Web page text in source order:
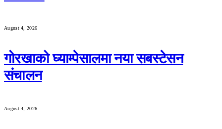
August 4, 2026
गोरखाको घ्याम्पेसालमा नया सबस्टेसन
संचालन
August 4, 2026